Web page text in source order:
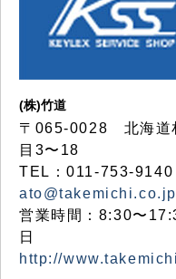
(株)竹道
〒065-0028 北海道
目3〜18
TEL：011-753-
ato@takemichi.co.jp
営業時間：8:30〜
日
http://